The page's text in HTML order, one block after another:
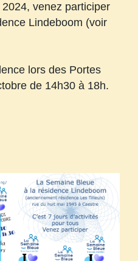
venez participer
Lindeboom (voir
lors des Portes
de 14h30 à 18h.